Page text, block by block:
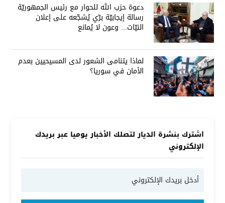
دعوة حزب الله للحوار مع رئيس الجمهوريّة
رسالة إيجابيّة برّي يُشجّعه على إعلان
النيّات... وعون لا يُمانع
لماذا يتنامى الشعور لدى المسيحيين بعدم
الأمان في سوريا؟
اشترك بنشرة الديار لتصلك الأخبار يوميا عبر بريدك
الإلكتروني